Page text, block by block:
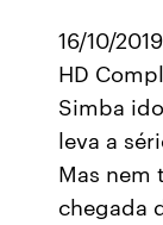
16/10/
HD
Simba
leva a
Mas nem
chegada